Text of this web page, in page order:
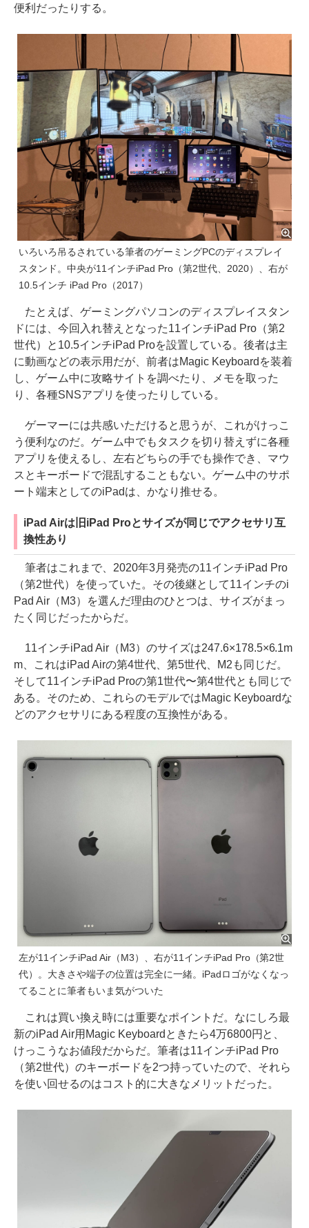
便利だったりする。
いろいろ吊るされている筆者のゲーミングPCのディスプレイ
スタンド。中央が11インチiPad Pro（第2世代、2020）、右が
10.5インチ iPad Pro（2017）
たとえば、ゲーミングパソコンのディスプレイスタン
ドには、今回入れ替えとなった11インチiPad Pro（第2
世代）と10.5インチiPad Proを設置している。後者は主
に動画などの表示用だが、前者はMagic Keyboardを装着
し、ゲーム中に攻略サイトを調べたり、メモを取った
り、各種SNSアプリを使ったりしている。
ゲーマーには共感いただけると思うが、これがけっこ
う便利なのだ。ゲーム中でもタスクを切り替えずに各種
アプリを使えるし、左右どちらの手でも操作でき、マウ
スとキーボードで混乱することもない。ゲーム中のサポ
ート端末としてのiPadは、かなり推せる。
iPad Airは旧iPad Proとサイズが同じでアクセサリ互
換性あり
筆者はこれまで、2020年3月発売の11インチiPad Pro
（第2世代）を使っていた。その後継として11インチのi
Pad Air（M3）を選んだ理由のひとつは、サイズがまっ
たく同じだったからだ。
11インチiPad Air（M3）のサイズは247.6×178.5×6.1m
m、これはiPad Airの第4世代、第5世代、M2も同じだ。
そして11インチiPad Proの第1世代〜第4世代とも同じで
ある。そのため、これらのモデルではMagic Keyboardな
どのアクセサリにある程度の互換性がある。
左が11インチiPad Air（M3）、右が11インチiPad Pro（第2世
代）。大きさや端子の位置は完全に一緒。iPadロゴがなくなっ
てることに筆者もいま気がついた
これは買い換え時には重要なポイントだ。なにしろ最
新のiPad Air用Magic Keyboardときたら4万6800円と、
けっこうなお値段だからだ。筆者は11インチiPad Pro
（第2世代）のキーボードを2つ持っていたので、それら
を使い回せるのはコスト的に大きなメリットだった。